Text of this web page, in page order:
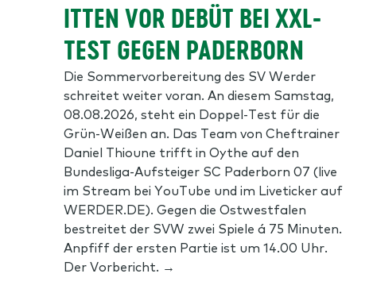
ITTEN VOR DEBÜT BEI XXL-
TEST GEGEN PADERBORN
Die Sommervorbereitung des SV Werder
schreitet weiter voran. An diesem Samstag,
08.08.2026, steht ein Doppel-Test für die
Grün-Weißen an. Das Team von Cheftrainer
Daniel Thioune trifft in Oythe auf den
Bundesliga-Aufsteiger SC Paderborn 07 (live
im Stream bei YouTube und im Liveticker auf
WERDER.DE). Gegen die Ostwestfalen
bestreitet der SVW zwei Spiele á 75 Minuten.
Anpfiff der ersten Partie ist um 14.00 Uhr.
Der Vorbericht. →